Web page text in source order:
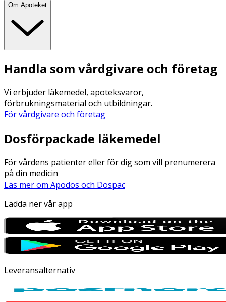
Om Apoteket
Handla som vårdgivare och företag
Vi erbjuder läkemedel, apoteksvaror,
förbrukningsmaterial och utbildningar.
För vårdgivare och företag
Dosförpackade läkemedel
För vårdens patienter eller för dig som vill prenumerera
på din medicin
Läs mer om Apodos och Dospac
Ladda ner vår app
Leveransalternativ